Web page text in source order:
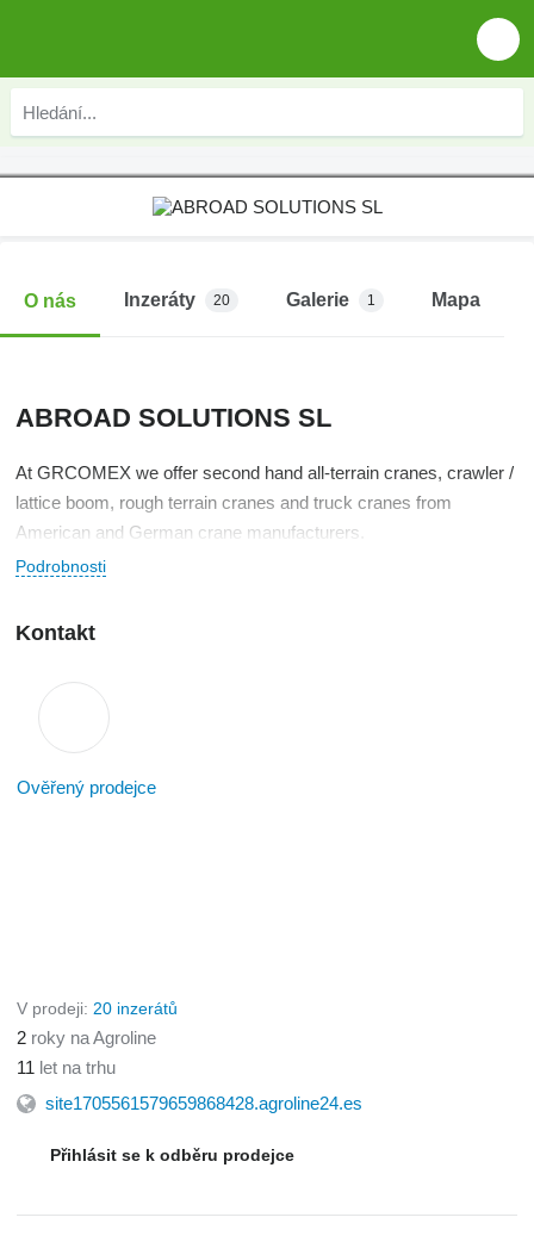
O nás Inzeráty 20 Galerie 1 Mapa
ABROAD SOLUTIONS SL
At GRCOMEX we offer second hand all-terrain cranes, crawler /
lattice boom, rough terrain cranes and truck cranes from
American and German crane manufacturers.
Podrobnosti
Kontakt
Ověřený prodejce
V prodeji: 20 inzerátů
2 roky na Agroline
11 let na trhu
site1705561579659868428.agroline24.es
Přihlásit se k odběru prodejce